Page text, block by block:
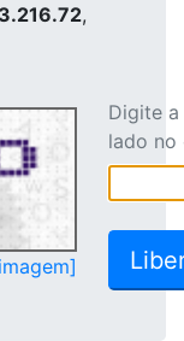
,
Digite
lado no